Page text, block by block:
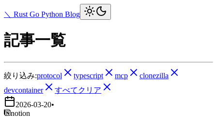
＼ Rust Go Python Blog
記事一覧
絞り込み:protocol typescript mcp
clonezilla
devcontainer
すべてクリア
2026-03-20•
notion